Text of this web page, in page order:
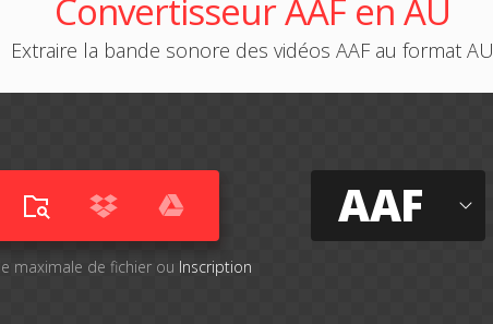
Convertisseur AAF en AU
Extraire la bande sonore des vidéos AAF au format AU
maximale de fichier ou Inscription
AAF